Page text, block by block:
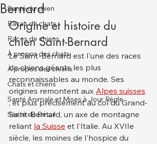
Santé du chien
Races de chats
Races de chiens
À propos des chats
À propos des chiens
Chats et chiens
Santé Animale et Mises à Jour Régle
Santé du Bétail
Bernard
Origine et histoire du
chien Saint-Bernard
Le Saint-Bernard est l'une des races
de chiens géants les plus
reconnaissables au monde. Ses
origines remontent aux Alpes suisses
, et plus précisément au col du Grand-
Saint-Bernard, un axe de montagne
reliant la Suisse et l'Italie. Au XVIIe
siècle, les moines de l'hospice du